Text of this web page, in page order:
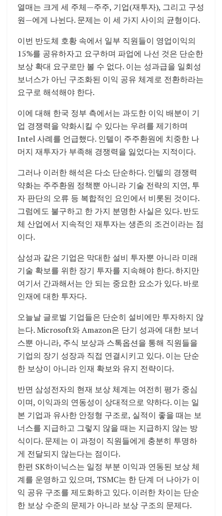
열매는 크게 세 주체—주주, 기업(재투자), 그리고 구성
원—에게 나뉜다. 문제는 이 세 가지 사이의 균형이다.
이번 반도체 호황 속에서 일부 직원들이 영업이익의
15%를 공유하자고 요구하며 파업에 나선 것은 단순한
보상 확대 요구로만 볼 수 없다. 이는 성과급을 일회성
보너스가 아닌 구조화된 이익 공유 체계로 전환하라는
요구로 해석해야 한다.
이에 대해 한국 정부 측에서는 과도한 이익 배분이 기
업 경쟁력을 약화시킬 수 있다는 우려를 제기하며
Intel 사례를 언급했다. 인텔이 주주환원에 치중한 나
머지 재투자가 부족해 경쟁력을 잃었다는 지적이다.
그러나 이러한 해석은 다소 단순하다. 인텔의 경쟁력
약화는 주주환원 정책뿐 아니라 기술 전략의 지연, 투
자 판단의 오류 등 복합적인 요인에서 비롯된 것이다.
그럼에도 불구하고 한 가지 분명한 사실은 있다. 반도
체 산업에서 지속적인 재투자는 생존의 조건이라는 점
이다.
삼성과 같은 기업은 막대한 설비 투자뿐 아니라 미래
기술 확보를 위한 장기 투자를 지속해야 한다. 하지만
여기서 간과해서는 안 되는 중요한 요소가 있다. 바로
인재에 대한 투자다.
오늘날 글로벌 기업들은 단순히 설비에만 투자하지 않
는다. Microsoft와 Amazon은 단기 성과에 대한 보너
스뿐 아니라, 주식 보상과 스톡옵션을 통해 직원들을
기업의 장기 성장과 직접 연결시키고 있다. 이는 단순
한 보상이 아니라 인재 확보와 유지 전략이다.
반면 삼성전자의 현재 보상 체계는 여전히 평가 중심
이며, 이익과의 연동성이 상대적으로 약하다. 이는 일
본 기업과 유사한 안정형 구조로, 실적이 좋을 때는 보
너스를 지급하고 그렇지 않을 때는 지급하지 않는 방
식이다. 문제는 이 과정이 직원들에게 충분히 투명하
게 전달되지 않는다는 점이다.
한편 SK하이닉스는 일정 부분 이익과 연동된 보상 체
계를 운영하고 있으며, TSMC는 한 단계 더 나아가 이
익 공유 구조를 제도화하고 있다. 이러한 차이는 단순
한 보상 수준의 문제가 아니라 보상 구조의 문제다.